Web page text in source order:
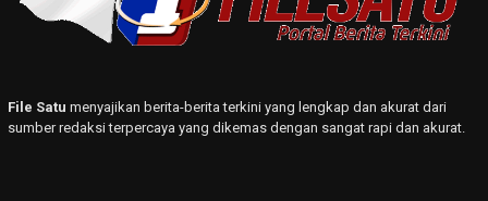
File Satu menyajikan berita-berita terkini yang lengkap dan akurat dari
sumber redaksi terpercaya yang dikemas dengan sangat rapi dan akurat.